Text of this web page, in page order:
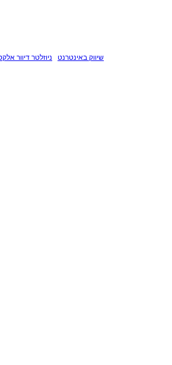
שיווק באינטרנט ניוזלטר דיוור